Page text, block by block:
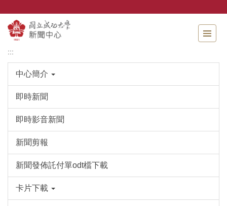
主
要
內
:::
中心簡介
即時新聞
即時影音新聞
新聞剪報
新聞發佈託付單odt檔下載
卡片下載